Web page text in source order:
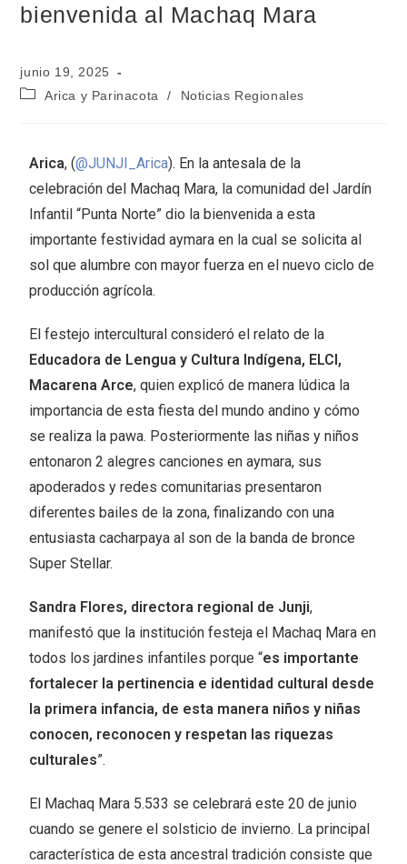
bienvenida al Machaq Mara
junio 19, 2025
Arica y Parinacota
/ Noticias Regionales
Arica, (@JUNJI_Arica). En la antesala de la
celebración del Machaq Mara, la comunidad del Jardín
Infantil “Punta Norte” dio la bienvenida a esta
importante festividad aymara en la cual se solicita al
sol que alumbre con mayor fuerza en el nuevo ciclo de
producción agrícola.
El festejo intercultural consideró el relato de la
Educadora de Lengua y Cultura Indígena, ELCI,
Macarena Arce, quien explicó de manera lúdica la
importancia de esta fiesta del mundo andino y cómo
se realiza la pawa. Posteriormente las niñas y niños
entonaron 2 alegres canciones en aymara, sus
apoderados y redes comunitarias presentaron
diferentes bailes de la zona, finalizando con una
entusiasta cacharpaya al son de la banda de bronce
Super Stellar.
Sandra Flores, directora regional de Junji,
manifestó que la institución festeja el Machaq Mara en
todos los jardines infantiles porque “es importante
fortalecer la pertinencia e identidad cultural desde
la primera infancia, de esta manera niños y niñas
conocen, reconocen y respetan las riquezas
culturales”.
El Machaq Mara 5.533 se celebrará este 20 de junio
cuando se genere el solsticio de invierno. La principal
característica de esta ancestral tradición consiste que